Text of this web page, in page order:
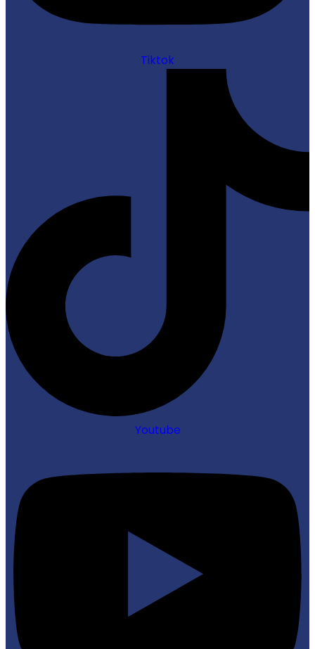
Tiktok
Youtube